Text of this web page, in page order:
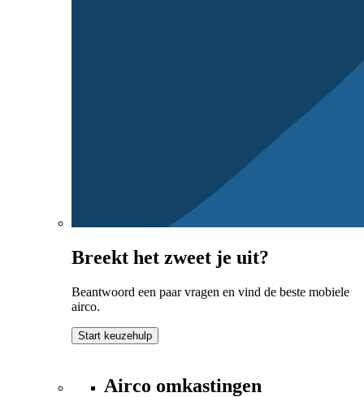
Breekt het zweet je uit?
Beantwoord een paar vragen en vind de beste mobiele
airco.
Start keuzehulp
Airco omkastingen